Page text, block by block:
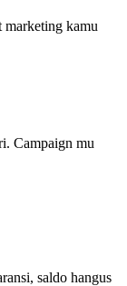
marketing kamu
Campaign mu
saldo hangus